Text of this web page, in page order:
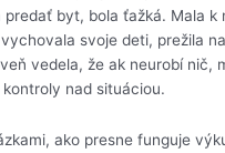
byt, bola ťažká. Mala k
svoje deti, prežila
vedela, že ak neurobí nič,
nad situáciou.
ako presne funguje